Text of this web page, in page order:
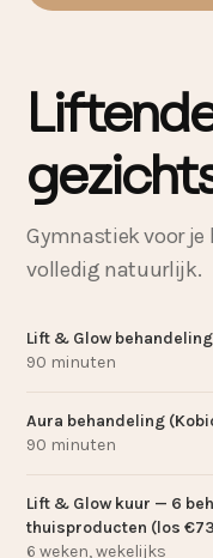
Gymnastiek voor
volledig natuurlijk.
Lift & Glow behandeling
90 minuten
Aura behandeling
90 minuten
Lift & Glow kuur — 6
thuisproducten (los
6 weken, wekelijks